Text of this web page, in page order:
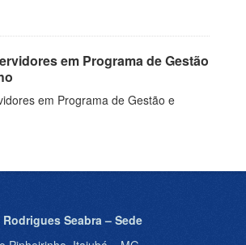
em Programa de Gestão
em Programa de Gestão e
Seabra – Sede